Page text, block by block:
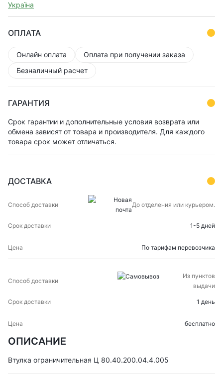
Україна
ОПЛАТА
Онлайн оплата
Оплата при получении заказа
Безналичный расчет
ГАРАНТИЯ
Срок гарантии и дополнительные условия возврата или
обмена зависят от товара и производителя. Для каждого
товара срок может отличаться.
ОПИСАНИЕ
Втулка ограничительная Ц 80.40.200.04.4.005
ДОСТАВКА
ДОСТАВКИДОСТАВКИ
ЦЕНА До отделения или курьером.
1-5 дней
По тарифам перевозчика
Из пунктов
выдачи
1 день
бесплатно